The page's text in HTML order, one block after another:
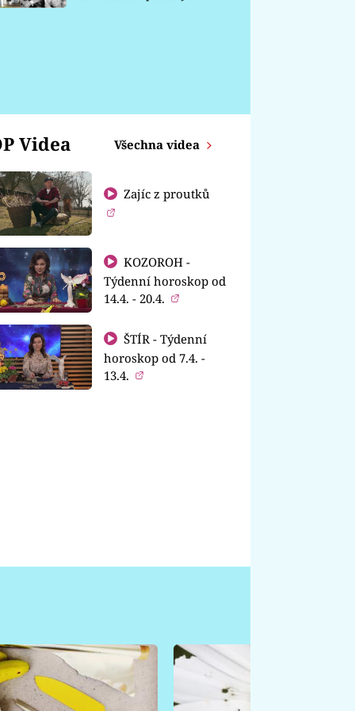
Videa Všechna videa
Zajíc z proutků
KOZOROH -
Týdenní horoskop od
14.4. - 20.4.
ŠTÍR - Týdenní
horoskop od 7.4. -
13.4.